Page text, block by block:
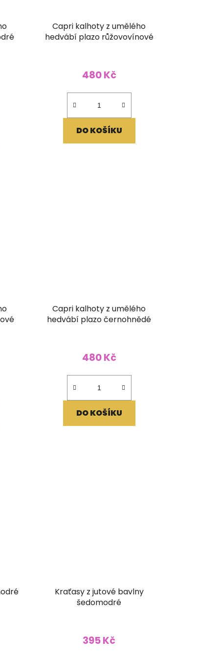
Capri kalhoty z umělého
hedvábí plazo růžovovínové
480 Kč
DO KOŠÍKU
Capri kalhoty z umělého
hedvábí plazo černohnědé
480 Kč
DO KOŠÍKU
Kraťasy z jutové bavlny
šedomodré
395 Kč